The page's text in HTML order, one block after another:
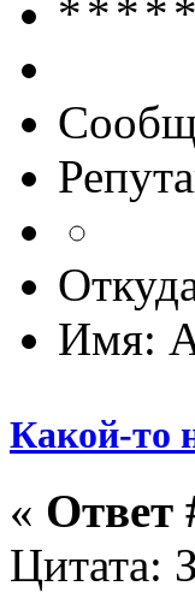
Имя:
Какой-то
« Ответ
Цитата: